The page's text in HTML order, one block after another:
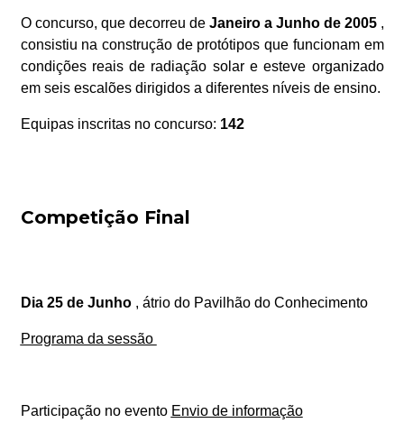
O concurso, que decorreu de Janeiro a Junho de 2005 ,
consistiu na construção de protótipos que funcionam em
condições reais de radiação solar e esteve organizado
em seis escalões dirigidos a diferentes níveis de ensino.
Equipas inscritas no concurso: 142
Competição Final
Dia 25 de Junho , átrio do Pavilhão do Conhecimento
Programa da sessão
Participação no evento Envio de informação